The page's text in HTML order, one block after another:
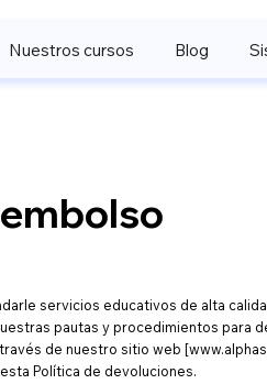
Nuestros cursos Blog
servicios educativos de alta
pautas y procedimientos para
de nuestro sitio web [
Política de devoluciones.